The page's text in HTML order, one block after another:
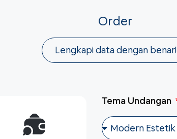
Order
Lengkapi data dengan benar!
Tema Undangan